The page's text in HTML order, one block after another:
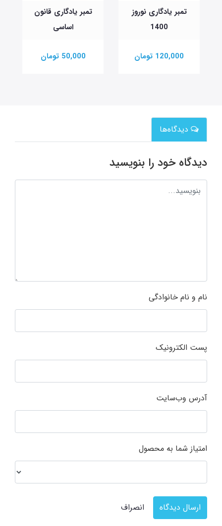
تمبر یادگاری نوروز
1400
120,000 تومان
تمبر یادگاری قانون
اساسی
50,000 تومان
دیدگاه‌ها
دیدگاه خود را بنویسید
نام و نام خانوادگی
پست الکترونیک
آدرس وب‌سایت
امتیاز شما به محصول
ارسال دیدگاه انصراف